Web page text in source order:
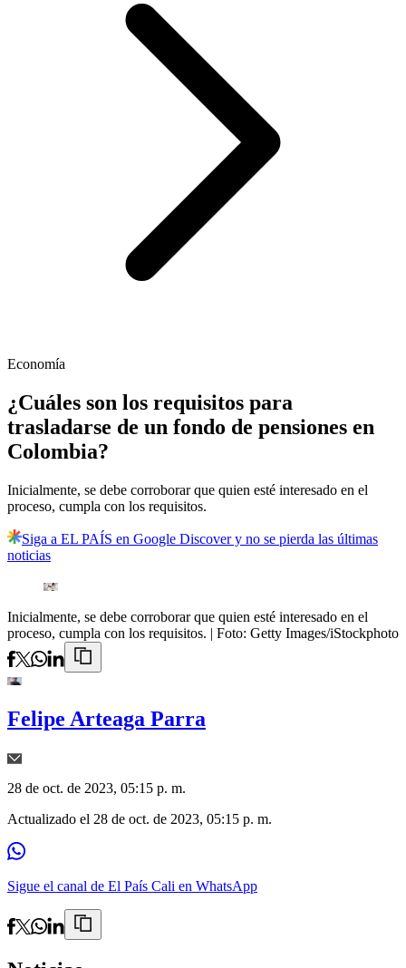
Economía
¿Cuáles son los requisitos para
trasladarse de un fondo de pensiones en
Colombia?
Inicialmente, se debe corroborar que quien esté interesado en el
proceso, cumpla con los requisitos.
Siga a EL PAÍS en Google Discover y no se pierda las últimas
noticias
Inicialmente, se debe corroborar que quien esté interesado en el
proceso, cumpla con los requisitos. | Foto: Getty Images/iStockphoto
Felipe Arteaga Parra
28 de oct. de 2023, 05:15 p. m.
Actualizado el 28 de oct. de 2023, 05:15 p. m.
Sigue el canal de El País Cali en WhatsApp